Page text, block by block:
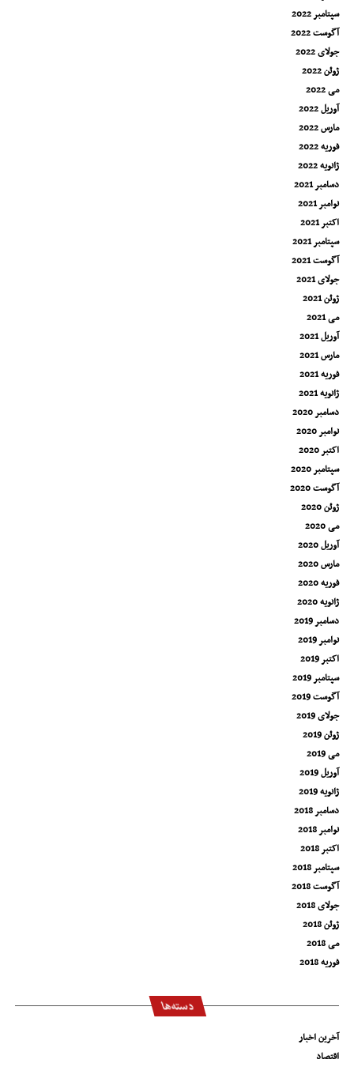
سپتامبر 2022
آگوست 2022
جولای 2022
ژوئن 2022
می 2022
آوریل 2022
مارس 2022
فوریه 2022
ژانویه 2022
دسامبر 2021
نوامبر 2021
اکتبر 2021
سپتامبر 2021
آگوست 2021
جولای 2021
ژوئن 2021
می 2021
آوریل 2021
مارس 2021
فوریه 2021
ژانویه 2021
دسامبر 2020
نوامبر 2020
اکتبر 2020
سپتامبر 2020
آگوست 2020
ژوئن 2020
می 2020
آوریل 2020
مارس 2020
فوریه 2020
ژانویه 2020
دسامبر 2019
نوامبر 2019
اکتبر 2019
سپتامبر 2019
آگوست 2019
جولای 2019
ژوئن 2019
می 2019
آوریل 2019
ژانویه 2019
دسامبر 2018
نوامبر 2018
اکتبر 2018
سپتامبر 2018
آگوست 2018
جولای 2018
ژوئن 2018
می 2018
فوریه 2018
دسته‌ها
آخرین اخبار
اقتصاد